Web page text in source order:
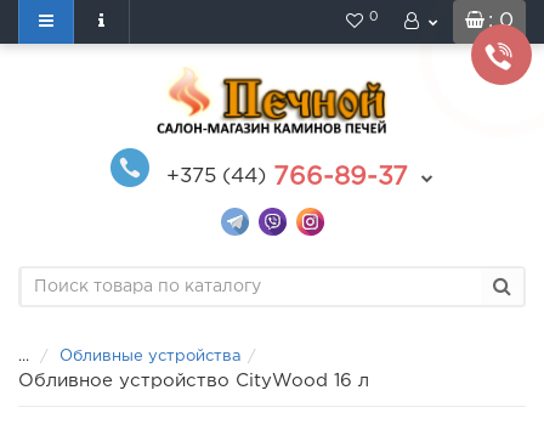
: 0
0
+375 (44) 766-89-37
... Обливные устройства
Обливное устройство CityWood 16 л